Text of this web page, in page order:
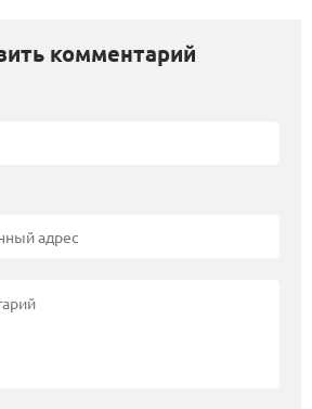
комментарий